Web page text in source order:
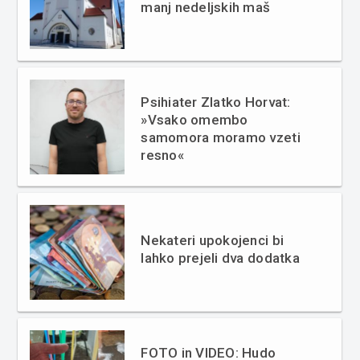
manj nedeljskih maš
Psihiater Zlatko Horvat:
»Vsako omembo
samomora moramo vzeti
resno«
Nekateri upokojenci bi
lahko prejeli dva dodatka
FOTO in VIDEO: Hudo